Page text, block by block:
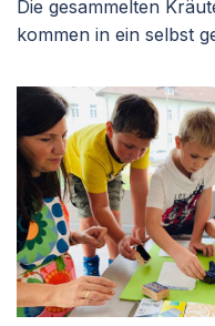
Die gesammelten
kommen in ein selbst